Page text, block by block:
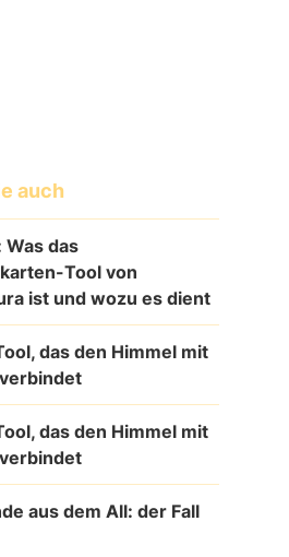
auch
Was das
Tool von
ist und wozu es dient
das den Himmel mit
das den Himmel mit
aus dem All: der Fall